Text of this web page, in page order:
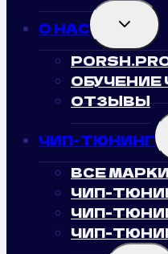
О НАС TOGGLE
CHILD
MENU
ОТЗЫВЫ
ЧИП-ТЮНИНГ
ВСЕ
ЧИП-
ЧИП-
ЧИП-